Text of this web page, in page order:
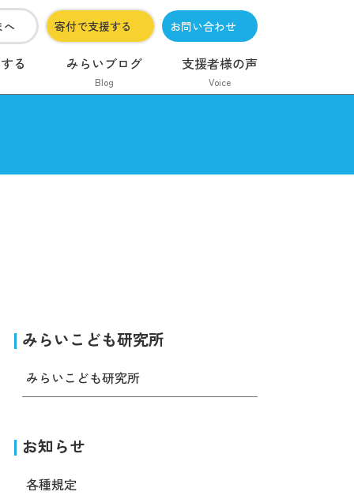
へ 寄付で支援する お問い合わせ
る みらいブログ
Blog
支援者様の声
Voice
みらいこども研究所
みらいこども研究所
お知らせ
各種規定